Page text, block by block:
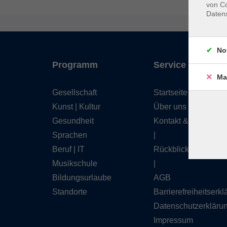
Programm
Gesellschaft
Kunst | Kultur
Gesundheit
Sprachen
Beruf | IT
Musikschule
Bildungsurlaube
Standorte
Service
Startseite
Über uns
Kontakt & Service
Rückblick
AGB
Impressum
von